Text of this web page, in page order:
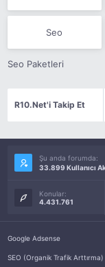
Seo
Seo Paketleri
R10.Net'i Takip Et
Şu anda forumda:
33.899 Kullanıcı
Konular:
4.431.761
Google Adsense
SEO (Organik Trafik Arttırma)